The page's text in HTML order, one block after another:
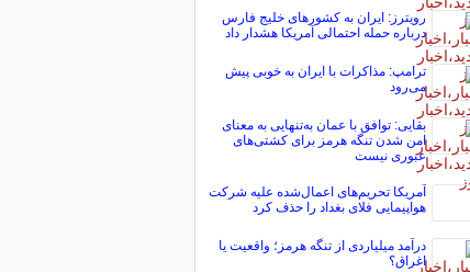
رویترز: ایران به کشورهای خلیج فارس
درباره حمله احتمالی آمریکا هشدار داد
ترامپ: مذاکرات با ایران به خوبی پیش
می‌رود
بقایی: توافق با عمان به‌تنهایی به معنای
امن شدن تنگه هرمز برای کشتی‌های
عبوری نیست
آمریکا تحریم‌های اعمال‌شده علیه شرکت
هواپیمایی فلای بغداد را حذف کرد
درآمد میلیاردی از تنگه هرمز؛ واقعیت یا
اغراق؟